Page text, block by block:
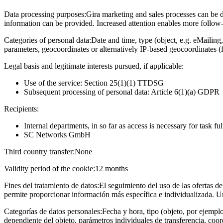
Data processing purposes:Gira marketing and sales processes can
information can be provided. Increased attention enables more
Categories of personal data:Date and time, type (object, e.g.
parameters, geocoordinates or alternatively IP-based
Legal basis and legitimate interests pursued, if applicable:
Use of the service: Section 25(1)(1) TTDSG
Subsequent processing of personal data: Article 6(1)(a) GDPR
Recipients:
Internal departments, in so far as access is necessary for task
SC Networks GmbH
Third country transfer:None
Validity period of the cookie:12 months
Fines del tratamiento de datos:El seguimiento del uso de las ofertas
permite proporcionar información más específica e individualizada.
Categorías de datos personales:Fecha y hora, tipo (objeto, por
dependiente del objeto, parámetros individuales de transferencia,